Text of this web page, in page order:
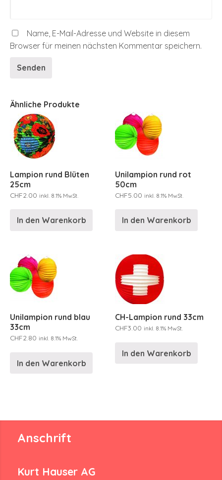
Name, E-Mail-Adresse und Website in diesem
Browser für meinen nächsten Kommentar speichern.
Ähnliche Produkte
Lampion rund Blüten
25cm
CHF2.00 inkl. 8.1% MwSt.
In den Warenkorb
Unilampion rund rot
50cm
CHF5.00 inkl. 8.1% MwSt.
In den Warenkorb
Unilampion rund blau
33cm
CHF2.80 inkl. 8.1% MwSt.
In den Warenkorb
CH-Lampion rund 33cm
CHF3.00 inkl. 8.1% MwSt.
In den Warenkorb
Anschrift
Kurt Hauser AG